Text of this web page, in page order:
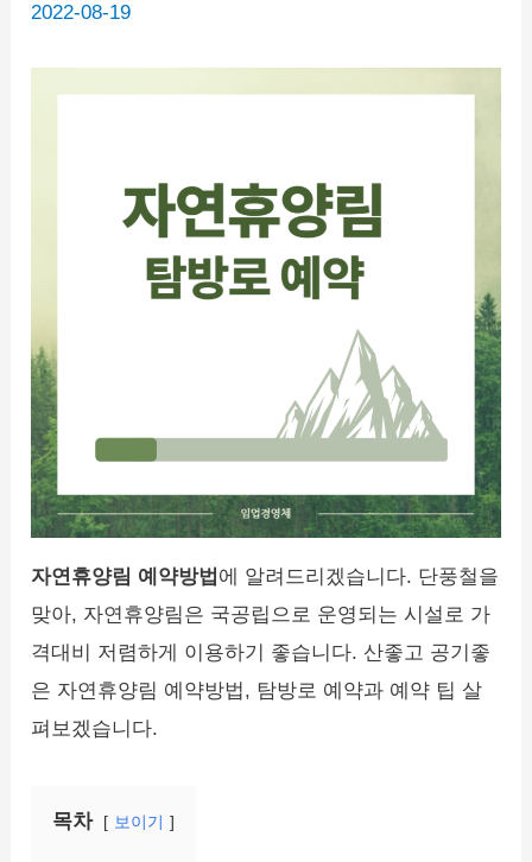
2022-08-19
자연휴양림 예약방법 에 알려드리겠습니다. 단풍철을
맞아, 자연휴양림은 국공립으로 운영되는 시설로 가
격대비 저렴하게 이용하기 좋습니다. 산좋고 공기좋
은 자연휴양림 예약방법, 탐방로 예약과 예약 팁 살
펴보겠습니다.
목차 보이기